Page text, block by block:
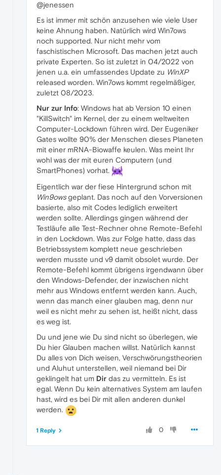
@jenessen
Es ist immer mit schön anzusehen wie viele User
keine Ahnung haben. Natürlich wird Win7ows
noch supported. Nur nicht mehr vom
faschistischen Microsoft. Das machen jetzt auch
private Experten. So ist zuletzt in 04/2022 von
jenen u.a. ein umfassendes Update zu WinXP
released worden. Win7ows kommt regelmäßiger,
zuletzt 08/2023.
Nur zur Info: Windows hat ab Version 10 einen
"KillSwitch" im Kernel, der zu einem weltweiten
Computer-Lockdown führen wird. Der Eugeniker
Gates wollte 90% der Menschen dieses Planeten
mit einer mRNA-Biowaffe keulen. Was meint Ihr
wohl was der mit euren Computern (und
SmartPhones) vorhat.
Eigentlich war der fiese Hintergrund schon mit
Win9owsgeplant. Das noch auf den Vorversionen
basierte, also mit Codes lediglich erweitert
werden sollte. Allerdings gingen während der
Testläufe alle Test-Rechner ohne Remote-Befehl
in den Lockdown. Was zur Folge hatte, dass das
Betriebssystem komplett neue geschrieben
werden musste und v9 damit obsolet wurde. Der
Remote-Befehl kommt übrigens irgendwann über
den Windows-Defender, der inzwischen nicht
mehr aus Windows entfernt werden kann. Auch,
wenn das manch einer glauben mag, denn nur
weil es nicht mehr zu sehen ist, heißt nicht, dass
es weg ist.
Du und jene wie Du sind nicht so überlegen, wie
Du hier Glauben machen willst. Natürlich kannst
Du alles von Dich weisen, Verschwörungstheorien
und Aluhut unterstellen, weil niemand bei Dir
geklingelt hat um Dir das zu vermitteln. Es ist
egal. Wenn Du kein alternatives System am laufen
hast, wird es bei Dir mit allen anderen dunkel
werden.
0
1 Reply